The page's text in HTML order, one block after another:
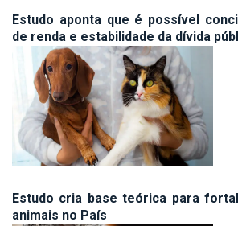
Estudo aponta que é possível
de renda e estabilidade da dívida
Estudo cria base teórica para
animais no País